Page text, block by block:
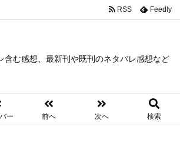
含む感想、最新刊や既刊のネタバレ感想など
ー 前へ 次へ 検索
RSS Feedly